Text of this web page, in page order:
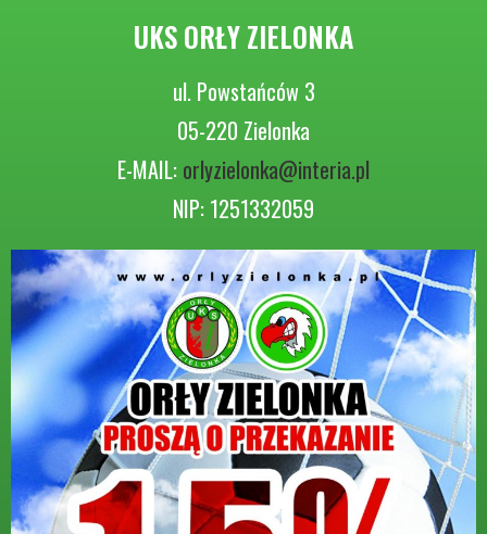
UKS ORŁY ZIELONKA
ul. Powstańców 3
05-220 Zielonka
E-MAIL: orlyzielonka@interia.pl
NIP: 1251332059